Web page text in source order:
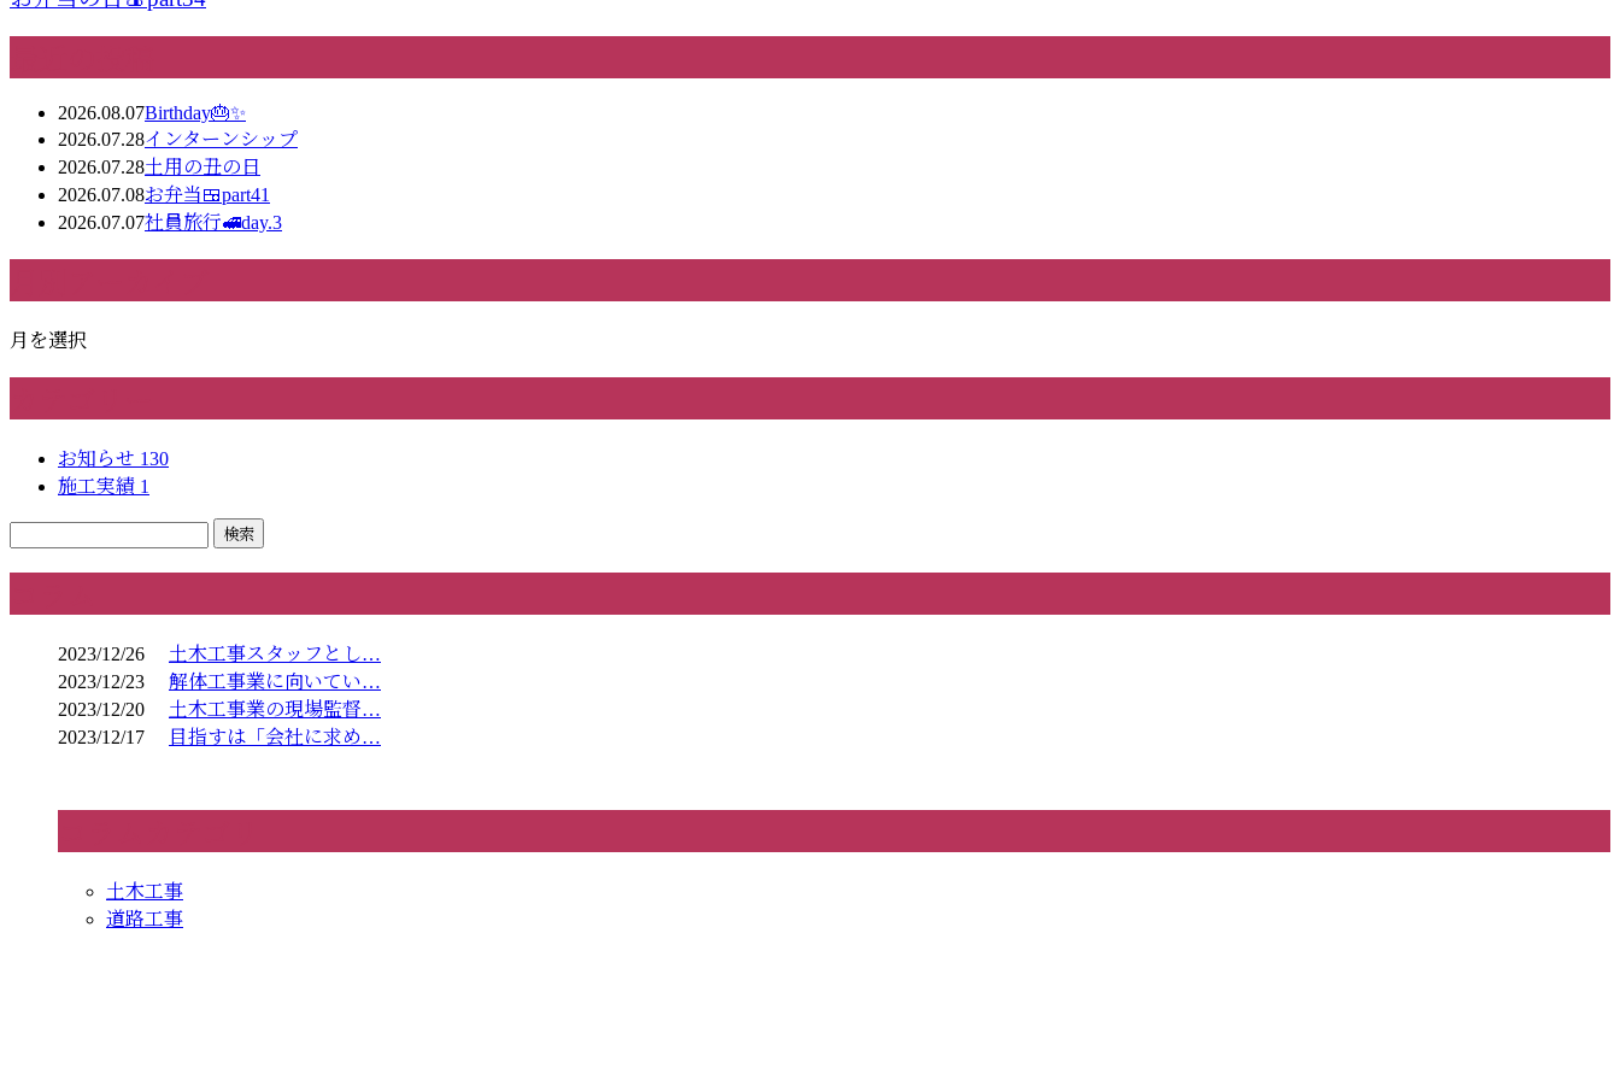
2026.08.07Birthday🎂✨
2026.07.28インターンシップ
2026.07.28土用の丑の日
2026.07.08お弁当🍱part41
2026.07.07社員旅行🚅day.3
月を選択
お知らせ 130
施工実績 1
2023/12/26
土木工事スタッフとし…
2023/12/23
解体工事業に向いてい…
2023/12/20
土木工事業の現場監督…
2023/12/17
目指すは「会社に求め…
土木工事
道路工事